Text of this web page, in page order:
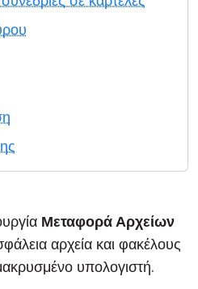
Μεταφορά Αρχείων
αρχεία και φακέλους
υπολογιστή.